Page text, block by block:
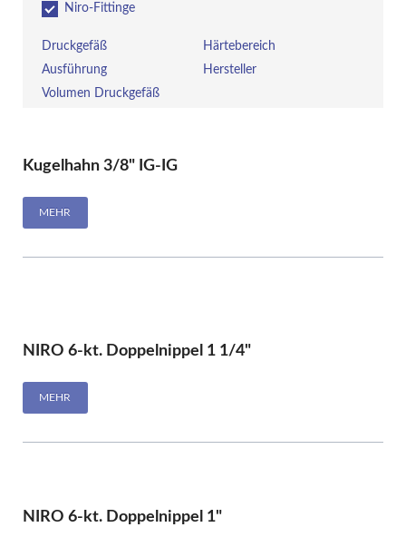
Niro-Fittinge
Druckgefäß
Härtebereich
Ausführung
Hersteller
Volumen Druckgefäß
Kugelhahn 3/8" IG-IG
MEHR
NIRO 6-kt. Doppelnippel 1 1/4"
MEHR
NIRO 6-kt. Doppelnippel 1"